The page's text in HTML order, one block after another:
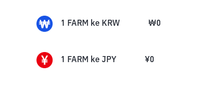
1 FARM ke KRW ₩0
1 FARM ke JPY ¥0